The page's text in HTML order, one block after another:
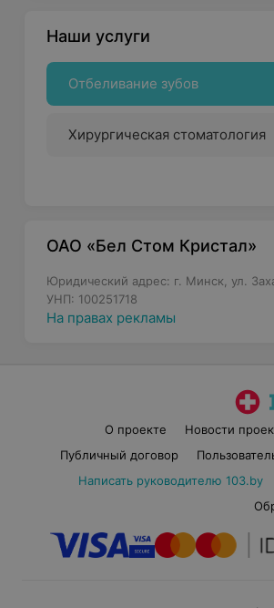
Наши услуги
Отбеливание зубов
Хирургическая стоматология
ОАО «Бел Стом Кристал»
Юридический адрес: г. Минск, ул.
УНП: 100251718
На правах рекламы
О проекте Новости
Публичный договор
Написать руководителю 103.by